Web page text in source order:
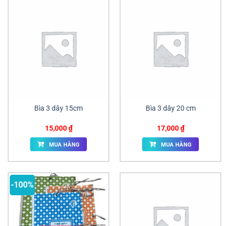
Bìa 3 dây 15cm
15,000₫
MUA HÀNG
Bìa 3 dây 20 cm
17,000₫
MUA HÀNG
-100%